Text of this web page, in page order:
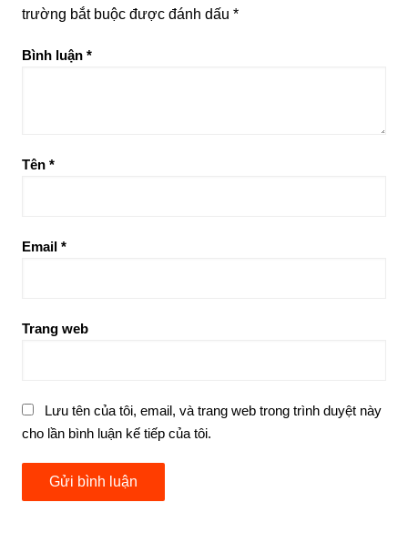
trường bắt buộc được đánh dấu *
Bình luận *
Tên *
Email *
Trang web
Lưu tên của tôi, email, và trang web trong trình duyệt này
cho lần bình luận kế tiếp của tôi.